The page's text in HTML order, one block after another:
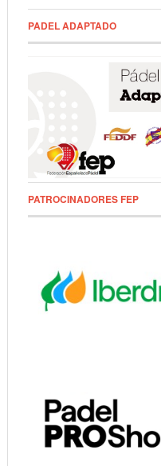
PADEL ADAPTADO
PATROCINADORES FEP